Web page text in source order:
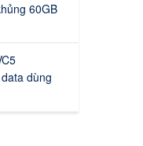
60GB
dùng